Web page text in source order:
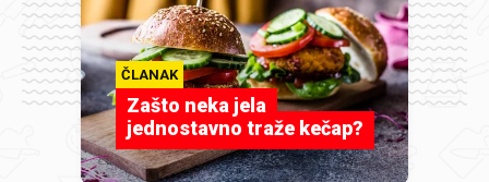
ČLANAK
Zašto neka jela
jednostavno traže kečap?